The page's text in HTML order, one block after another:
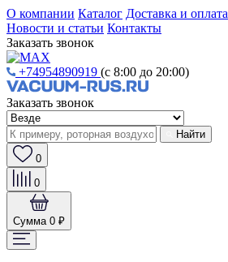
О компании Каталог Доставка и оплата
Новости и статьи Контакты
Заказать звонок
+74954890919 (с 8:00 до 20:00)
Заказать звонок
Найти
0
0
Сумма 0 ₽